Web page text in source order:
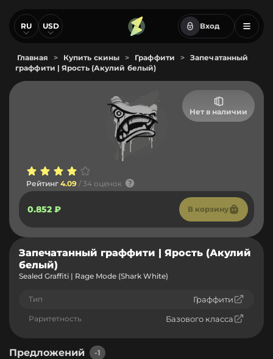
RU USD Вход
Главная > Купить скины > Граффити >
Запечатанный
граффити | Ярость (Акулий белый)
Нет в наличии
Рейтинг 4.09 / 34 оценок
0.852 ₽ В корзину
Запечатанный граффити | Ярость (Акулий
белый)
Sealed Graffiti | Rage Mode (Shark White)
Тип Граффити
Раритетность Базового класса
Предложений -1